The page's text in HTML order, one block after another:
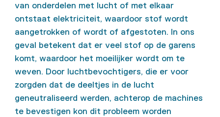
van onderdelen met lucht of met elkaar
ontstaat elektriciteit, waardoor stof wordt
aangetrokken of wordt of afgestoten. In ons
geval betekent dat er veel stof op de garens
komt, waardoor het moeilijker wordt om te
weven. Door luchtbevochtigers, die er voor
zorgden dat de deeltjes in de lucht
geneutraliseerd werden, achterop de machines
te bevestigen kon dit probleem worden